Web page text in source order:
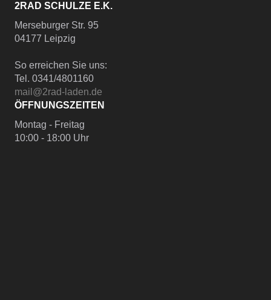
2RAD SCHULZE E.K.
Merseburger Str. 95
04177 Leipzig
So erreichen Sie uns:
Tel. 0341/4801160
mail@2rad-laden.de
ÖFFNUNGSZEITEN
Montag - Freitag
10:00 - 18:00 Uhr